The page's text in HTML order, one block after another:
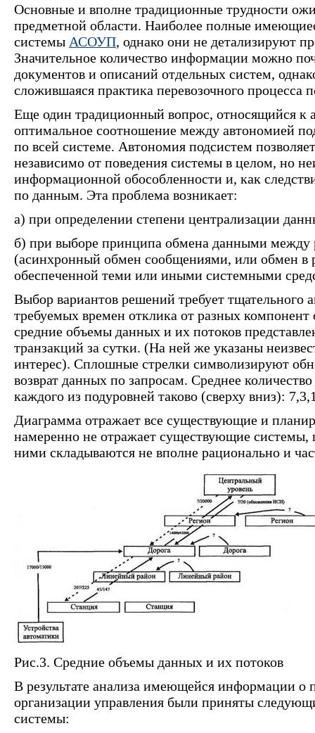
Основные и вполне традиционные трудности
предметной области. Наиболее полные
системы АСОУП, однако они не детализируют
Значительное количество информации можно
документов и описаний отдельных систем,
сложившаяся практика перевозочного процесса
Еще один традиционный вопрос, относящийся к
оптимальное соотношение между автономией
по всей системе. Автономия подсистем
независимо от поведения системы в целом, но
информационной обособленности и, как
по данным. Эта проблема возникает:
а) при определении степени централизации
б) при выборе принципа обмена данными
(асинхронный обмен сообщениями, или обмен в
обеспеченной теми или иными системными
Выбор вариантов решений требует тщательного
требуемых времен отклика от разных
средние объемы данных и их потоков
транзакций за сутки. (На ней же указаны
интерес). Сплошные стрелки символизируют
возврат данных по запросам. Среднее
каждого из подуровней таково (сверху вниз):
Диаграмма отражает все существующие и
намеренно не отражает существующие
ними складываются не вполне рационально и
Рис.3. Средние объемы данных и их потоков
В результате анализа имеющейся информации о
организации управления были приняты
системы: